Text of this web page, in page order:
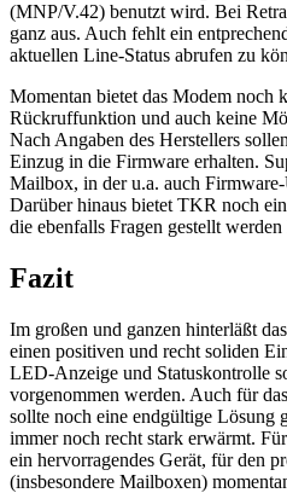
(MNP/V.42) benutzt wird. Bei
ganz aus. Auch fehlt ein
aktuellen Line-Status abrufen zu
Momentan bietet das Modem noch
Rückruffunktion und auch keine
Nach Angaben des Herstellers
Einzug in die Firmware erhalten.
Mailbox, in der u.a. auch
Darüber hinaus bietet TKR noch
die ebenfalls Fragen gestellt werden
Fazit
Im großen und ganzen hinterläßt
einen positiven und recht soliden
LED-Anzeige und Statuskontrolle
vorgenommen werden. Auch für
sollte noch eine endgültige Lösung
immer noch recht stark erwärmt.
ein hervorragendes Gerät, für den
(insbesondere Mailboxen)